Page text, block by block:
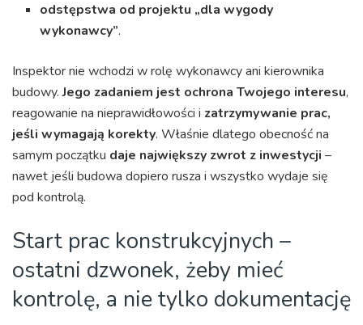
odstępstwa od projektu „dla wygody
wykonawcy”.
Inspektor nie wchodzi w rolę wykonawcy ani kierownika
budowy.Jego zadaniem jest ochrona Twojego interesu,
reagowanie na nieprawidłowości i zatrzymywanie prac,
jeśli wymagają korekty. Właśnie dlatego obecność na
samym początku daje największy zwrot z inwestycji –
nawet jeśli budowa dopiero rusza i wszystko wydaje się
pod kontrolą.
Start prac konstrukcyjnych –
ostatni dzwonek, żeby mieć
kontrolę, a nie tylko dokumentację